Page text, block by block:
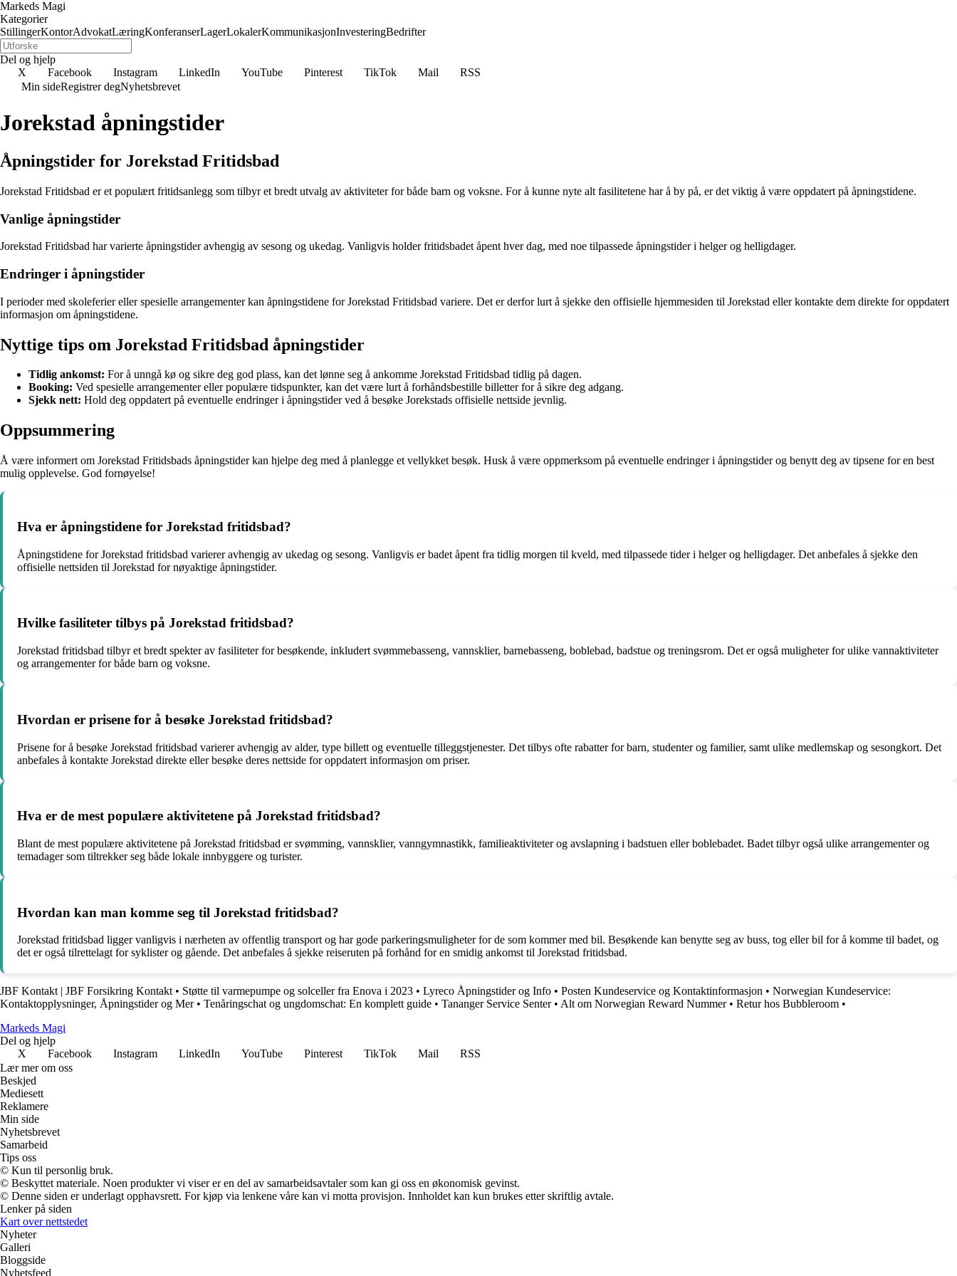
Markeds Magi
Kategorier
StillingerKontorAdvokatLæringKonferanserLagerLokalerKommunikasjonInvesteringBedrifter
Del og hjelp
X
Facebook Instagram LinkedIn YouTube Pinterest TikTok Mail
RSS
Min sideRegistrer degNyhetsbrevet
Jorekstad åpningstider
Åpningstider for Jorekstad Fritidsbad
Jorekstad Fritidsbad er et populært fritidsanlegg som tilbyr et bredt utvalg av aktiviteter for både barn og voksne. For å kunne nyte alt fasilitetene har å by på, er det viktig å være oppdatert på åpningstidene.
Vanlige åpningstider
Jorekstad Fritidsbad har varierte åpningstider avhengig av sesong og ukedag. Vanligvis holder fritidsbadet åpent hver dag, med noe tilpassede åpningstider i helger og helligdager.
Endringer i åpningstider
I perioder med skoleferier eller spesielle arrangementer kan åpningstidene for Jorekstad Fritidsbad variere. Det er derfor lurt å sjekke den offisielle hjemmesiden til Jorekstad eller kontakte dem direkte for oppdatert
informasjon om åpningstidene.
Nyttige tips om Jorekstad Fritidsbad åpningstider
Tidlig ankomst: For å unngå kø og sikre deg god plass, kan det lønne seg å ankomme Jorekstad Fritidsbad tidlig på dagen.
Booking: Ved spesielle arrangementer eller populære tidspunkter, kan det være lurt å forhåndsbestille billetter for å sikre deg adgang.
Sjekk nett: Hold deg oppdatert på eventuelle endringer i åpningstider ved å besøke Jorekstads offisielle nettside jevnlig.
Oppsummering
Å være informert om Jorekstad Fritidsbads åpningstider kan hjelpe deg med å planlegge et vellykket besøk. Husk å være oppmerksom på eventuelle endringer i åpningstider og benytt deg av tipsene for en best
mulig opplevelse. God fornøyelse!
Hva er åpningstidene for Jorekstad fritidsbad?
Åpningstidene for Jorekstad fritidsbad varierer avhengig av ukedag og sesong. Vanligvis er badet åpent fra tidlig morgen til kveld, med tilpassede tider i helger og helligdager. Det anbefales å sjekke den
offisielle nettsiden til Jorekstad for nøyaktige åpningstider.
Hvilke fasiliteter tilbys på Jorekstad fritidsbad?
Jorekstad fritidsbad tilbyr et bredt spekter av fasiliteter for besøkende, inkludert svømmebasseng, vannsklier, barnebasseng, boblebad, badstue og treningsrom. Det er også muligheter for ulike vannaktiviteter
og arrangementer for både barn og voksne.
Hvordan er prisene for å besøke Jorekstad fritidsbad?
Prisene for å besøke Jorekstad fritidsbad varierer avhengig av alder, type billett og eventuelle tilleggstjenester. Det tilbys ofte rabatter for barn, studenter og familier, samt ulike medlemskap og sesongkort. Det
anbefales å kontakte Jorekstad direkte eller besøke deres nettside for oppdatert informasjon om priser.
Hva er de mest populære aktivitetene på Jorekstad fritidsbad?
Blant de mest populære aktivitetene på Jorekstad fritidsbad er svømming, vannsklier, vanngymnastikk, familieaktiviteter og avslapning i badstuen eller boblebadet. Badet tilbyr også ulike arrangementer og
temadager som tiltrekker seg både lokale innbyggere og turister.
Hvordan kan man komme seg til Jorekstad fritidsbad?
Jorekstad fritidsbad ligger vanligvis i nærheten av offentlig transport og har gode parkeringsmuligheter for de som kommer med bil. Besøkende kan benytte seg av buss, tog eller bil for å komme til badet, og
det er også tilrettelagt for syklister og gående. Det anbefales å sjekke reiseruten på forhånd for en smidig ankomst til Jorekstad fritidsbad.
JBF Kontakt | JBF Forsikring Kontakt• Støtte til varmepumpe og solceller fra Enova i 2023 • Lyreco Åpningstider og Info • Posten Kundeservice og Kontaktinformasjon • Norwegian Kundeservice:
Kontaktopplysninger, Åpningstider og Mer• Tenåringschat og ungdomschat: En komplett guide • Tananger Service Senter• Alt om Norwegian Reward Nummer• Retur hos Bubbleroom •
Markeds Magi
Del og hjelp
X
Facebook Instagram LinkedIn YouTube Pinterest TikTok Mail
RSS
Lær mer om oss
Beskjed
Mediesett
Reklamere
Min side
Nyhetsbrevet
Samarbeid
Tips oss
© Kun til personlig bruk.
© Beskyttet materiale. Noen produkter vi viser er en del av samarbeidsavtaler som kan gi oss en økonomisk gevinst.
© Denne siden er underlagt opphavsrett. For kjøp via lenkene våre kan vi motta provisjon. Innholdet kan kun brukes etter skriftlig avtale.
Lenker på siden
Kart over nettstedet
Nyheter
Galleri
Bloggside
Nyhetsfeed